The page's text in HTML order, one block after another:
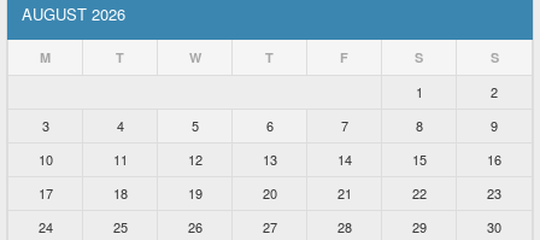
AUGUST 2026
M T W T F S S
1
2
3
4 5 6 7 8
9
10
11 12 13 14 15
16
17
18 19 20 21 22
23
24
25 26 27 28 29
30